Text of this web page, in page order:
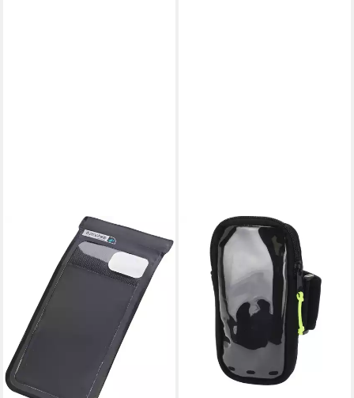
SPORT-KNIGHT®
Handytasche Handytasche -
Handyhalterung, Lauftraining,
Unisex 18x10x3cm
6,99 € UVP11,99 €
lieferbar - in 2-3 Werktagen bei dir